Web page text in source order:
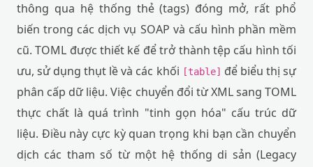
thông qua hệ thống thẻ (tags) đóng mở, rất phổ
biến trong các dịch vụ SOAP và cấu hình phần mềm
cũ. TOML được thiết kế để trở thành tệp cấu hình tối
ưu, sử dụng thụt lề và các khối [table] để biểu thị sự
phân cấp dữ liệu. Việc chuyển đổi từ XML sang TOML
thực chất là quá trình "tinh gọn hóa" cấu trúc dữ
liệu. Điều này cực kỳ quan trọng khi bạn cần chuyển
dịch các tham số từ một hệ thống di sản (Legacy